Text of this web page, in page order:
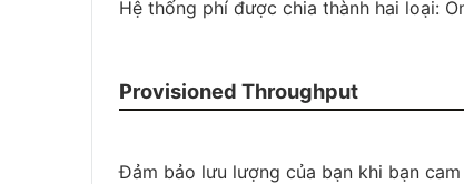
Hệ thống phí được chia thành hai loại:
Provisioned Throughput
Đảm bảo lưu lượng của bạn khi bạn